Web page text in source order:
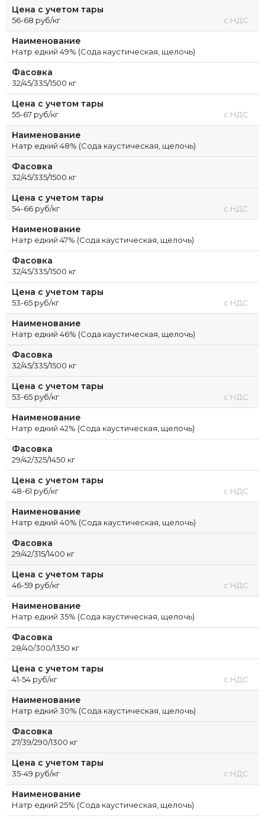
Цена с учетом тары
56-68 руб/кг с НДС
Наименование
Натр едкий 49% (Сода каустическая, щелочь)
Фасовка
32/45/335/1500 кг
Цена с учетом тары
55-67 руб/кг с НДС
Наименование
Натр едкий 48% (Сода каустическая, щелочь)
Фасовка
32/45/335/1500 кг
Цена с учетом тары
54-66 руб/кг с НДС
Наименование
Натр едкий 47% (Сода каустическая, щелочь)
Фасовка
32/45/335/1500 кг
Цена с учетом тары
53-65 руб/кг с НДС
Наименование
Натр едкий 46% (Сода каустическая, щелочь)
Фасовка
32/45/335/1500 кг
Цена с учетом тары
53-65 руб/кг с НДС
Наименование
Натр едкий 42% (Сода каустическая, щелочь)
Фасовка
29/42/325/1450 кг
Цена с учетом тары
48-61 руб/кг с НДС
Наименование
Натр едкий 40% (Сода каустическая, щелочь)
Фасовка
29/42/315/1400 кг
Цена с учетом тары
46-59 руб/кг с НДС
Наименование
Натр едкий 35% (Сода каустическая, щелочь)
Фасовка
28/40/300/1350 кг
Цена с учетом тары
41-54 руб/кг с НДС
Наименование
Натр едкий 30% (Сода каустическая, щелочь)
Фасовка
27/39/290/1300 кг
Цена с учетом тары
35-49 руб/кг с НДС
Наименование
Натр едкий 25% (Сода каустическая, щелочь)